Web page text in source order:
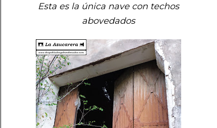
Esta es la única nave con techos
abovedados